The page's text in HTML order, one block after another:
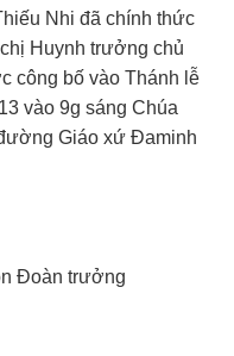
Nhi đã chính thức
Huynh trưởng chủ
công bố vào Thánh lễ
vào 9g sáng Chúa
Giáo xứ Đaminh